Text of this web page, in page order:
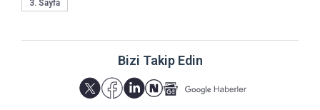
3. Sayfa
Bizi Takip Edin